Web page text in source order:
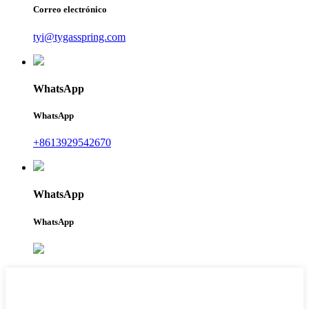
Correo electrónico
tyi@tygasspring.com
WhatsApp
WhatsApp
+8613929542670
WhatsApp
WhatsApp